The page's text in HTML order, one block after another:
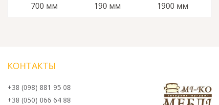
700 мм 190 мм 1900 мм
КОНТАКТЫ
+38 (098) 881 95 08
+38 (050) 066 64 88